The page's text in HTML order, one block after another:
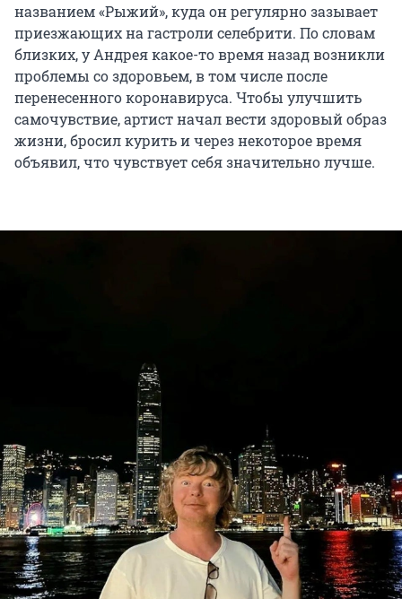
названием «Рыжий», куда он регулярно зазывает
приезжающих на гастроли селебрити. По словам
близких, у Андрея какое-то время назад возникли
проблемы со здоровьем, в том числе после
перенесенного коронавируса. Чтобы улучшить
самочувствие, артист начал вести здоровый образ
жизни, бросил курить и через некоторое время
объявил, что чувствует себя значительно лучше.